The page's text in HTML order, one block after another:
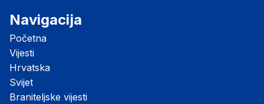
Navigacija
Početna
Vijesti
Hrvatska
Svijet
Braniteljske vijesti